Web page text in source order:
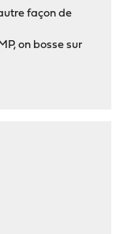
façon de
on bosse sur